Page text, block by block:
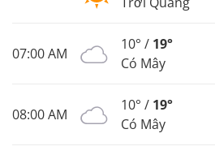
07:00 AM
10° / 19°
Có Mây
08:00 AM
10° / 19°
Có Mây